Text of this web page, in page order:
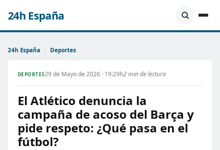
24h España
24h España › Deportes
DEPORTES29 de Mayo de 2026 · 19:29h2 min de lectura
El Atlético denuncia la
campaña de acoso del Barça y
pide respeto: ¿Qué pasa en el
fútbol?